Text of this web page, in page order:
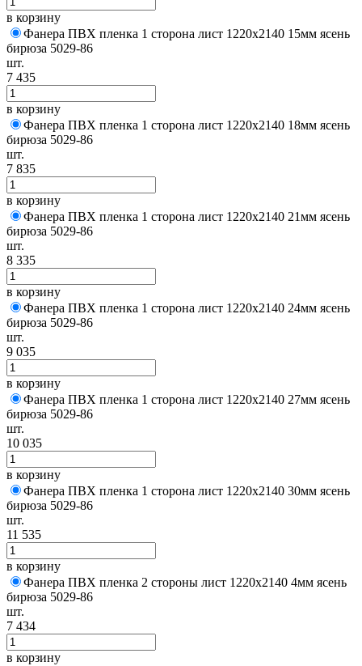
в корзину
Фанера ПВХ пленка 1 сторона лист 1220х2140 15мм ясень
бирюза 5029-86
шт.
7 435
в корзину
Фанера ПВХ пленка 1 сторона лист 1220х2140 18мм ясень
бирюза 5029-86
шт.
7 835
в корзину
Фанера ПВХ пленка 1 сторона лист 1220х2140 21мм ясень
бирюза 5029-86
шт.
8 335
в корзину
Фанера ПВХ пленка 1 сторона лист 1220х2140 24мм ясень
бирюза 5029-86
шт.
9 035
в корзину
Фанера ПВХ пленка 1 сторона лист 1220х2140 27мм ясень
бирюза 5029-86
шт.
10 035
в корзину
Фанера ПВХ пленка 1 сторона лист 1220х2140 30мм ясень
бирюза 5029-86
шт.
11 535
в корзину
Фанера ПВХ пленка 2 стороны лист 1220х2140 4мм ясень
бирюза 5029-86
шт.
7 434
в корзину